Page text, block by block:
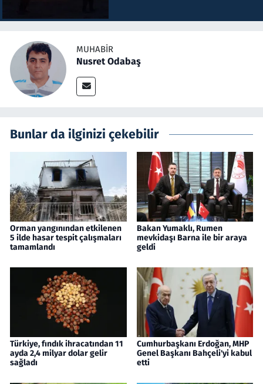
MUHABIR
Nusret Odabaş
Bunlar da ilginizi çekebilir
Orman yangınından etkilenen
5 ilde hasar tespit çalışmaları
tamamlandı
Bakan Yumaklı, Rumen
mevkidaşı Barna ile bir araya
geldi
Türkiye, fındık ihracatından 11
ayda 2,4 milyar dolar gelir
sağladı
Cumhurbaşkanı Erdoğan, MHP
Genel Başkanı Bahçeli'yi kabul
etti